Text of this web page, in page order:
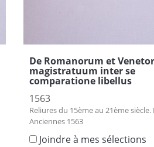
De Romanorum et
magistratuum inter se
comparatione libellus
1563
Reliures du 15ème au 21ème siècle.
Anciennes 1563
Joindre à mes sélections